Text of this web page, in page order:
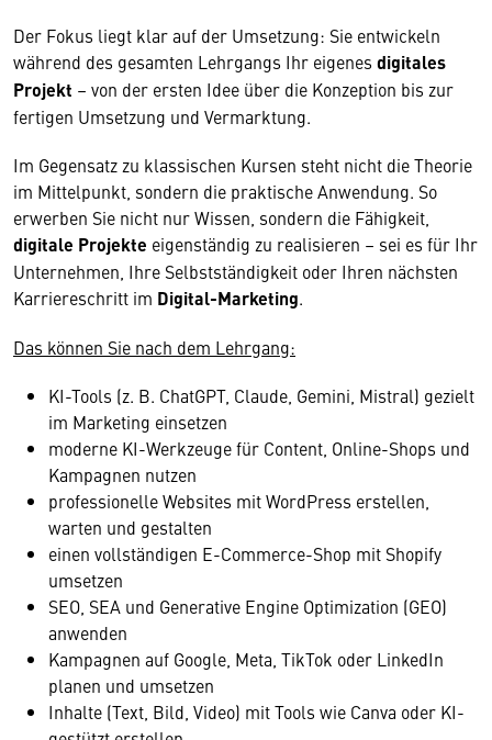
Der Fokus liegt klar auf der Umsetzung: Sie entwickeln
während des gesamten Lehrgangs Ihr eigenes digitales
Projekt – von der ersten Idee über die Konzeption bis zur
fertigen Umsetzung und Vermarktung.
Im Gegensatz zu klassischen Kursen steht nicht die Theorie
im Mittelpunkt, sondern die praktische Anwendung. So
erwerben Sie nicht nur Wissen, sondern die Fähigkeit,
digitale Projekte eigenständig zu realisieren – sei es für Ihr
Unternehmen, Ihre Selbstständigkeit oder Ihren nächsten
Karriereschritt im Digital-Marketing.
Das können Sie nach dem Lehrgang:
KI-Tools (z. B. ChatGPT, Claude, Gemini, Mistral) gezielt
im Marketing einsetzen
moderne KI-Werkzeuge für Content, Online-Shops und
Kampagnen nutzen
professionelle Websites mit WordPress erstellen,
warten und gestalten
einen vollständigen E-Commerce-Shop mit Shopify
umsetzen
SEO, SEA und Generative Engine Optimization (GEO)
anwenden
Kampagnen auf Google, Meta, TikTok oder LinkedIn
planen und umsetzen
Inhalte (Text, Bild, Video) mit Tools wie Canva oder KI-